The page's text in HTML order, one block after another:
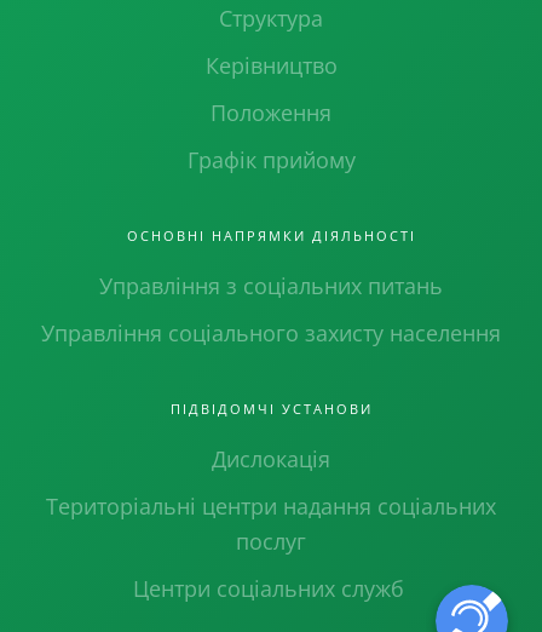
Структура
Керівництво
Положення
Графік прийому
ОСНОВНІ НАПРЯМКИ ДІЯЛЬНОСТІ
Управління з соціальних питань
Управління соціального захисту населення
ПІДВІДОМЧІ УСТАНОВИ
Дислокація
Територіальні центри надання соціальних
послуг
Центри соціальних служб